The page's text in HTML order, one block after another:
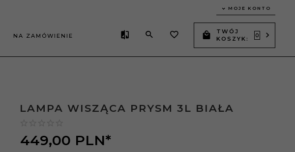
MOJE KONTO
NA ZAMÓWIENIE
TWÓJ
KOSZYK:
0
LAMPA WISZĄCA PRYSM 3L BIAŁA
449,00 PLN*